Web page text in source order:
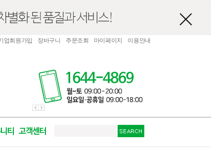
업회원가입 장바구니 주문조회 마이페이지 이용안내